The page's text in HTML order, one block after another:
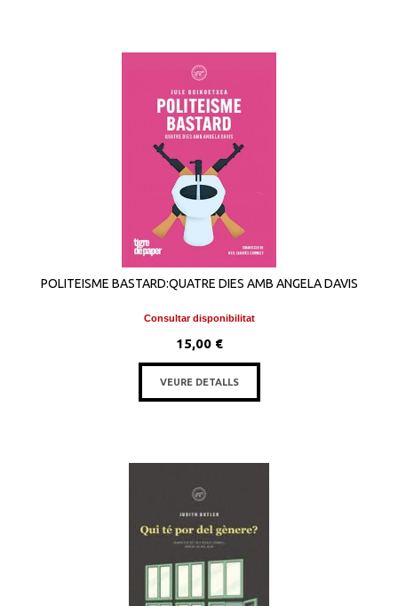
POLITEISME BASTARD:QUATRE DIES AMB ANGELA DAVIS
Consultar disponibilitat
15,00 €
VEURE DETALLS